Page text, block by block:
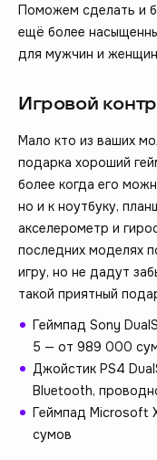
Поможем сделать и
ещё более
для мужчин и
Игровой
Мало кто из ваших
подарка хороший
более когда его
но и к ноутбуку,
акселерометр и
последних моделях
игру, но не дадут
такой приятный
Геймпад Sony
5 — от 989 000
Джойстик PS4
Bluetooth,
Геймпад Microsoft
сумов